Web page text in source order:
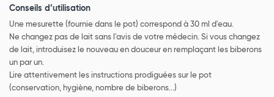
Conseils d’utilisation
Une mesurette (fournie dans le pot) correspond à 30 ml d'eau.
Ne changez pas de lait sans l'avis de votre médecin. Si vous changez
de lait, introduisez le nouveau en douceur en remplaçant les biberons
un par un.
Lire attentivement les instructions prodiguées sur le pot
(conservation, hygiène, nombre de biberons...)